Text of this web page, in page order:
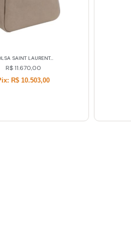
SAINT LAURENT...
R$11.670,00
R$ 10.503,00